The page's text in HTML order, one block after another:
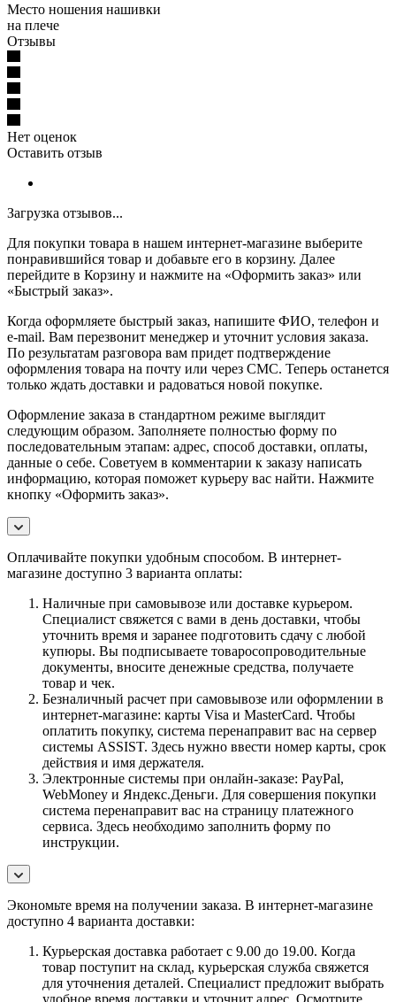
Место ношения нашивки
на плече
Отзывы
Нет оценок
Оставить отзыв
Загрузка отзывов...
Для покупки товара в нашем интернет-магазине выберите
понравившийся товар и добавьте его в корзину. Далее
перейдите в Корзину и нажмите на «Оформить заказ» или
«Быстрый заказ».
Когда оформляете быстрый заказ, напишите ФИО, телефон и
e-mail. Вам перезвонит менеджер и уточнит условия заказа.
По результатам разговора вам придет подтверждение
оформления товара на почту или через СМС. Теперь останется
только ждать доставки и радоваться новой покупке.
Оформление заказа в стандартном режиме выглядит
следующим образом. Заполняете полностью форму по
последовательным этапам: адрес, способ доставки, оплаты,
данные о себе. Советуем в комментарии к заказу написать
информацию, которая поможет курьеру вас найти. Нажмите
кнопку «Оформить заказ».
Оплачивайте покупки удобным способом. В интернет-
магазине доступно 3 варианта оплаты:
Наличные при самовывозе или доставке курьером.
Специалист свяжется с вами в день доставки, чтобы
уточнить время и заранее подготовить сдачу с любой
купюры. Вы подписываете товаросопроводительные
документы, вносите денежные средства, получаете
товар и чек.
Безналичный расчет при самовывозе или оформлении в
интернет-магазине: карты Visa и MasterCard. Чтобы
оплатить покупку, система перенаправит вас на сервер
системы ASSIST. Здесь нужно ввести номер карты, срок
действия и имя держателя.
Электронные системы при онлайн-заказе: PayPal,
WebMoney и Яндекс.Деньги. Для совершения покупки
система перенаправит вас на страницу платежного
сервиса. Здесь необходимо заполнить форму по
инструкции.
Экономьте время на получении заказа. В интернет-магазине
доступно 4 варианта доставки:
Курьерская доставка работает с 9.00 до 19.00. Когда
товар поступит на склад, курьерская служба свяжется
для уточнения деталей. Специалист предложит выбрать
удобное время доставки и уточнит адрес. Осмотрите